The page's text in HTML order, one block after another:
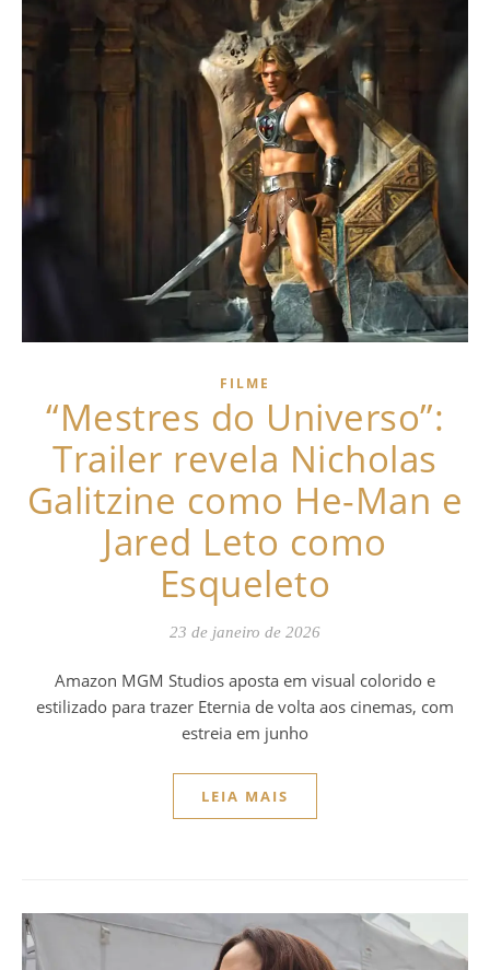
FILME
“Mestres do Universo”:
Trailer revela Nicholas
Galitzine como He-Man e
Jared Leto como
Esqueleto
23 de janeiro de 2026
Amazon MGM Studios aposta em visual colorido e
estilizado para trazer Eternia de volta aos cinemas, com
estreia em junho
LEIA MAIS